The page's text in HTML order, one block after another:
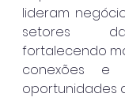
lideram
setores
fortalecendo
conexões e
oportunidades